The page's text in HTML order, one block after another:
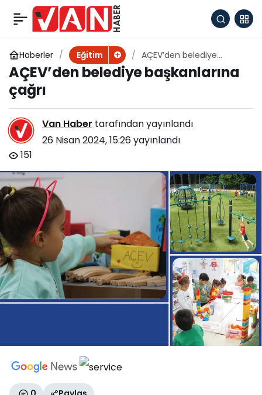
Haberler Eğitim
AÇEV’den belediye
başkanlarına çağrı
AÇEV’den belediye başkanlarına
çağrı
Van Haber tarafından yayınlandı
26 Nisan 2024, 15:26yayınlandı
151
Yarını Kodlayanlar 400
bin çocuğa ulaştı
Paylaş